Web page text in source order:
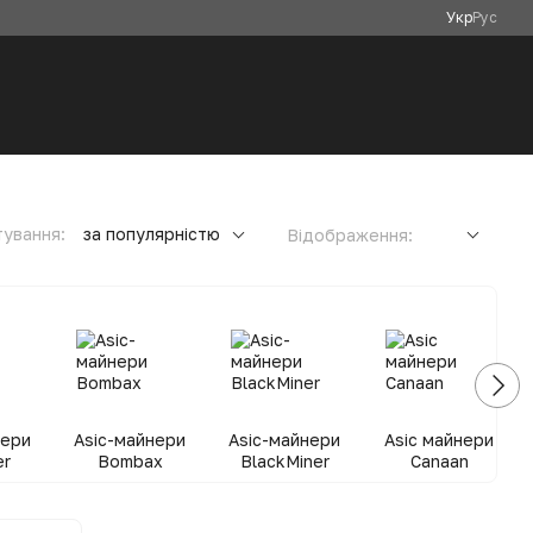
УкрРус
за популярністю Відображення:
Asic-майнери
Bombax
Asic-майнери
BlackMiner
Asic майнери
Canaan